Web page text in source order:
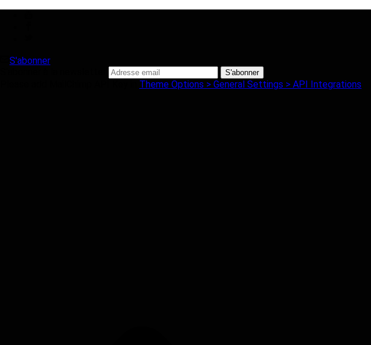
S'abonner
Theme Options > General Settings > API Integrations